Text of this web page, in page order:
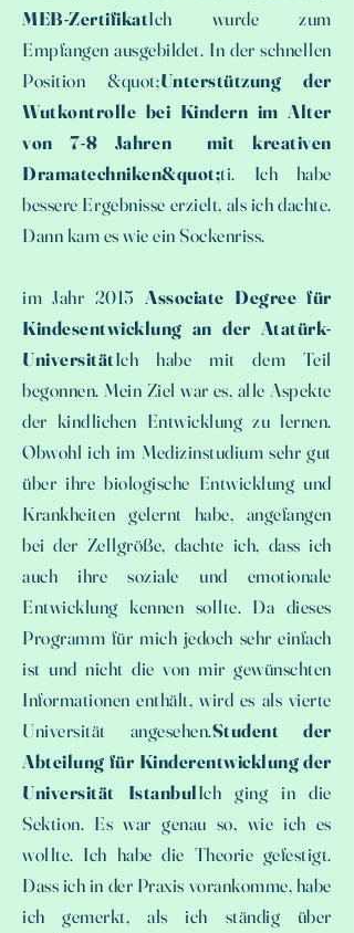
MEB-ZertifikatIch wurde zum
Empfangen ausgebildet. In der schnellen
Position &quot;Unterstützung der
Wutkontrolle bei Kindern im Alter
von 7-8 Jahren mit kreativen
Dramatechniken&quot;ti. Ich habe
bessere Ergebnisse erzielt, als ich dachte.
Dann kam es wie ein Sockenriss.
im Jahr 2015 Associate Degree für
Kindesentwicklung an der Atatürk-
UniversitätIch habe mit dem Teil
begonnen. Mein Ziel war es, alle Aspekte
der kindlichen Entwicklung zu lernen.
Obwohl ich im Medizinstudium sehr gut
über ihre biologische Entwicklung und
Krankheiten gelernt habe, angefangen
bei der Zellgröße, dachte ich, dass ich
auch ihre soziale und emotionale
Entwicklung kennen sollte. Da dieses
Programm für mich jedoch sehr einfach
ist und nicht die von mir gewünschten
Informationen enthält, wird es als vierte
Universität angesehen.Student der
Abteilung für Kinderentwicklung der
Universität IstanbulIch ging in die
Sektion. Es war genau so, wie ich es
wollte. Ich habe die Theorie gefestigt.
Dass ich in der Praxis vorankomme, habe
ich gemerkt, als ich ständig über